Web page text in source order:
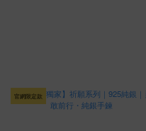
官網限定款